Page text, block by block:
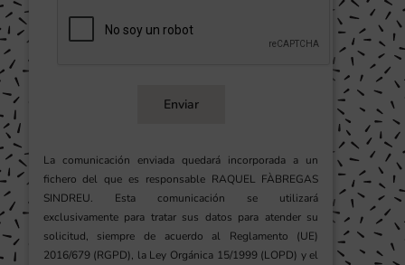
Enviar
La comunicación enviada quedará incorporada a un
fichero del que es responsable RAQUEL FÀBREGAS
SINDREU. Esta comunicación se utilizará
exclusivamente para tratar sus datos para atender su
solicitud, siempre de acuerdo al Reglamento (UE)
2016/679 (RGPD), la Ley Orgánica 15/1999 (LOPD) y el